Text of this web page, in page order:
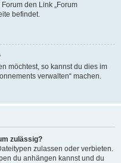
den Link „Forum
befindet.
möchtest, so kannst du dies im
verwalten“ machen.
zulässig?
zulassen oder verbieten.
du anhängen kannst und du